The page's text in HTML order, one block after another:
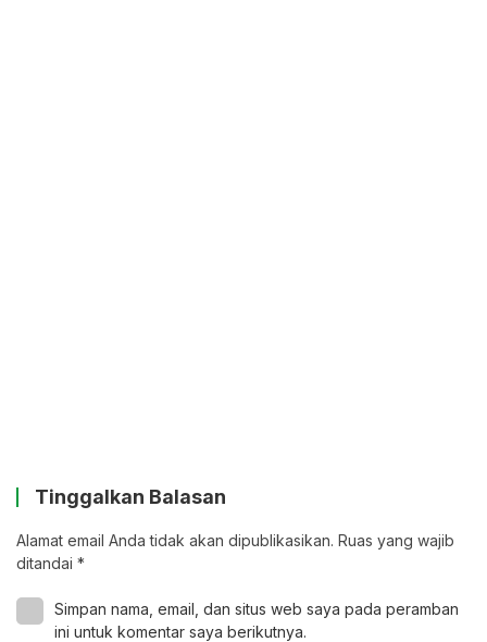
Tinggalkan Balasan
Alamat email Anda tidak akan dipublikasikan. Ruas yang wajib
ditandai *
Simpan nama, email, dan situs web saya pada peramban
ini untuk komentar saya berikutnya.